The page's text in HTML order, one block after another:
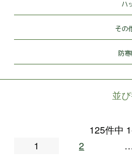
ハ
その
防
並
125件中 1
1
2